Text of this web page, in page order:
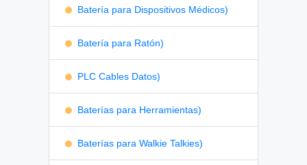
Batería para Dispositivos Médicos)
Batería para Ratón)
PLC Cables Datos)
Baterías para Herramientas)
Baterías para Walkie Talkies)